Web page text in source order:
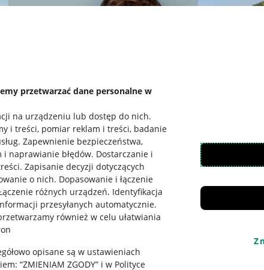
przetwarzać dane personalne w
na urządzeniu lub dostęp do nich.
i treści, pomiar reklam i treści, badanie
. Zapewnienie bezpieczeństwa,
i naprawianie błędów. Dostarczanie i
. Zapisanie decyzji dotyczących
o nich. Dopasowanie i łączenie
różnych urządzeń. Identyfikacja
przesyłanych automatycznie.
również w celu ułatwiania
opisane są w ustawieniach
“ZMIENIAM ZGODY” i w Polityce
aplikację